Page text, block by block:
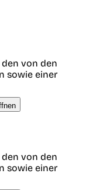
von den
sowie einer
von den
sowie einer